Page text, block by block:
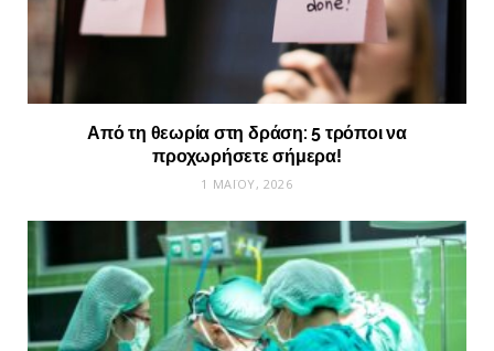
Από τη θεωρία στη δράση: 5 τρόποι να
προχωρήσετε σήμερα!
1 ΜΑΪ́ΟΥ, 2026